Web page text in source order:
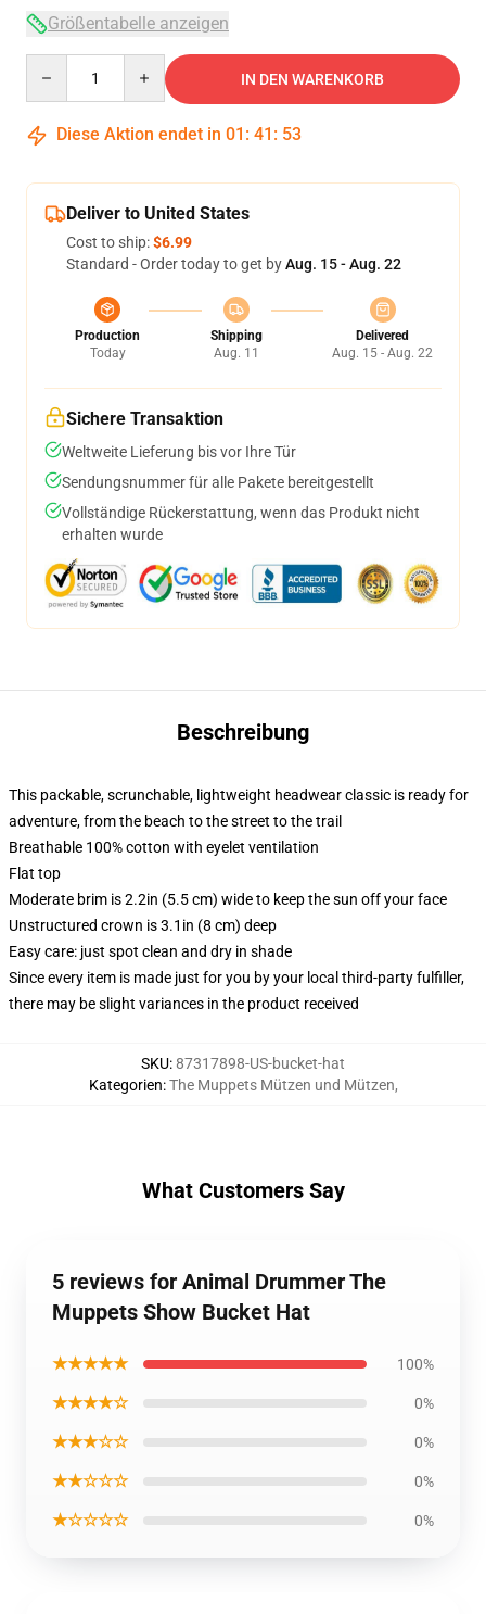
Größentabelle anzeigen
IN DEN WARENKORB
Diese Aktion endet in 01 : 41 : 53
Deliver to United States
Cost to ship:$6.99
Standard - Order today to get byAug. 15 - Aug. 22
Production
Today
Shipping
Aug. 11
Delivered
Aug. 15 - Aug. 22
Sichere Transaktion
Weltweite Lieferung bis vor Ihre Tür
Sendungsnummer für alle Pakete bereitgestellt
Vollständige Rückerstattung, wenn das Produkt nicht
erhalten wurde
Beschreibung
This packable, scrunchable, lightweight headwear classic is ready for
adventure, from the beach to the street to the trail
Breathable 100% cotton with eyelet ventilation
Flat top
Moderate brim is 2.2in (5.5 cm) wide to keep the sun off your face
Unstructured crown is 3.1in (8 cm) deep
Easy care: just spot clean and dry in shade
Since every item is made just for you by your local third-party fulfiller,
there may be slight variances in the product received
SKU:87317898-US-bucket-hat
Kategorien:The Muppets Mützen und Mützen,
What Customers Say
5 reviews for Animal Drummer The
Muppets Show Bucket Hat
★★★★★ 100%
★★★★☆ 0%
★★★☆☆ 0%
★★☆☆☆ 0%
★☆☆☆☆ 0%